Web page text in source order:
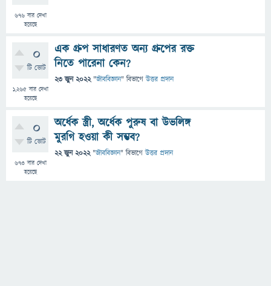
676বার দেখা
হয়েছে
0
টি ভোট
1,265বার দেখা
হয়েছে
এক গ্রুপ সাধারণত অন্য গ্রুপের রক্ত
নিতে পারেনা কেন?
23 জুন 2022 "জীববিজ্ঞান" বিভাগে উত্তর প্রদান
0
টি ভোট
673বার দেখা
হয়েছে
অর্ধেক স্ত্রী, অর্ধেক পুরুষ বা উভলিঙ্গ
মুরগি হওয়া কী সম্ভব?
22 জুন 2022 "জীববিজ্ঞান" বিভাগে উত্তর প্রদান